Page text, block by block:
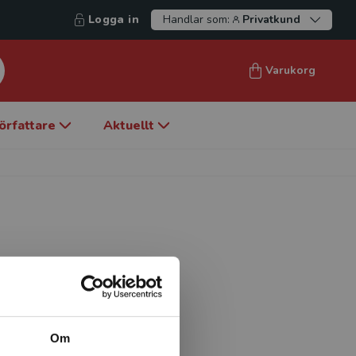
Om
Logga in Handlar som: Privatkund
Varukorg
Aktuellt
610 East University
48109Dr. Duke is a
Literacy Research